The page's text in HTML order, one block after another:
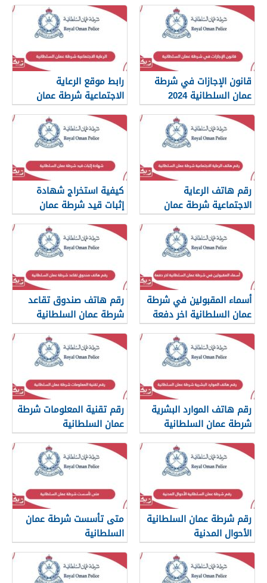
قانون الإجازات في شرطة
عمان السلطانية 2024
رابط موقع الرعاية
الاجتماعية شرطة عمان
السلطانية
رقم هاتف الرعاية
الاجتماعية شرطة عمان
السلطانية
كيفية استخراج شهادة
إثبات قيد شرطة عمان
السلطانية
أسماء المقبولين في شرطة
عمان السلطانية اخر دفعة
2024
رقم هاتف صندوق تقاعد
شرطة عمان السلطانية
رقم هاتف الموارد البشرية
شرطة عمان السلطانية
رقم تقنية المعلومات شرطة
عمان السلطانية
رقم شرطة عمان السلطانية
الأحوال المدنية
متى تأسست شرطة عمان
السلطانية